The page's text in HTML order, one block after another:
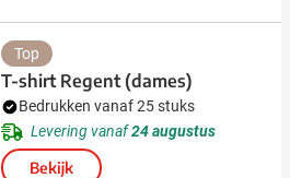
Top
T-shirt Regent (dames)
Bedrukken vanaf 25 stuks
Levering vanaf24 augustus
Bekijk